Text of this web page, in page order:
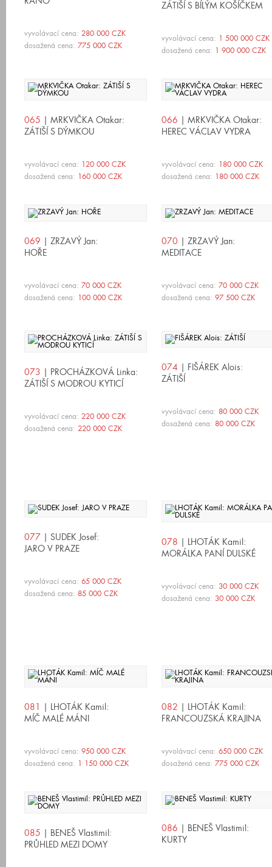
vyvolávací cena: 280 000 CZK
dosažená cena: 775 000 CZK
ZÁTIŠÍ S BÍLÝM KOŠÍČKEM
vyvolávací cena: 1 500 000 CZK
dosažená cena: 1 900 000 CZK
065 | MRKVIČKA Otakar:
ZÁTIŠÍ S DÝMKOU
vyvolávací cena: 120 000 CZK
dosažená cena: 160 000 CZK
066 | MRKVIČKA Otakar:
HEREC VÁCLAV VYDRA
vyvolávací cena: 180 000 CZK
dosažená cena: 180 000 CZK
069 | ZRZAVÝ Jan:
HOŘE
vyvolávací cena: 70 000 CZK
dosažená cena: 100 000 CZK
070 | ZRZAVÝ Jan:
MEDITACE
vyvolávací cena: 70 000 CZK
dosažená cena: 97 500 CZK
073 | PROCHÁZKOVÁ Linka:
ZÁTIŠÍ S MODROU KYTICÍ
vyvolávací cena: 220 000 CZK
dosažená cena: 220 000 CZK
074 | FIŠÁREK Alois:
ZÁTIŠÍ
vyvolávací cena: 80 000 CZK
dosažená cena: 80 000 CZK
077 | SUDEK Josef:
JARO V PRAZE
vyvolávací cena: 65 000 CZK
dosažená cena: 85 000 CZK
078 | LHOTÁK Kamil:
MORÁLKA PANÍ DULSKÉ
vyvolávací cena: 30 000 CZK
dosažená cena: 30 000 CZK
081 | LHOTÁK Kamil:
MÍČ MALÉ MÁNI
vyvolávací cena: 950 000 CZK
dosažená cena: 1 150 000 CZK
082 | LHOTÁK Kamil:
FRANCOUZSKÁ KRAJINA
vyvolávací cena: 650 000 CZK
dosažená cena: 775 000 CZK
085 | BENEŠ Vlastimil:
PRŮHLED MEZI DOMY
086 | BENEŠ Vlastimil:
KURTY